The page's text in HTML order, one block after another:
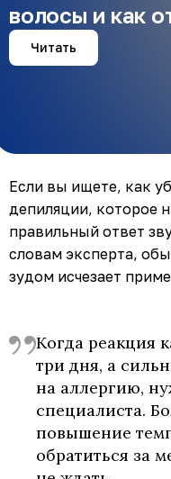
волосы и как
Читать
Если вы ищете, как
депиляции, которое
правильный ответ
словам эксперта,
зудом исчезает
Когда реакция
три дня, а
на аллергию,
специалиста.
повышение
обратиться за